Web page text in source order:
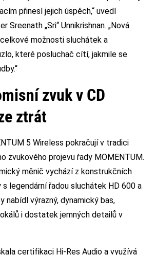
přinesl jejich úspěch,“ uvedl
Sreenath „Sri“ Unnikrishnan. „Nová
možnosti sluchátek a
které posluchač cítí, jakmile se
zvuk v CD
ztrát
5 Wireless pokračují v tradici
zvukového projevu řady MOMENTUM.
měnič vychází z konstrukčních
legendární řadou sluchátek HD 600 a
nabídl výrazný, dynamický bas,
i dostatek jemných detailů v
certifikaci Hi-Res Audio a využívá